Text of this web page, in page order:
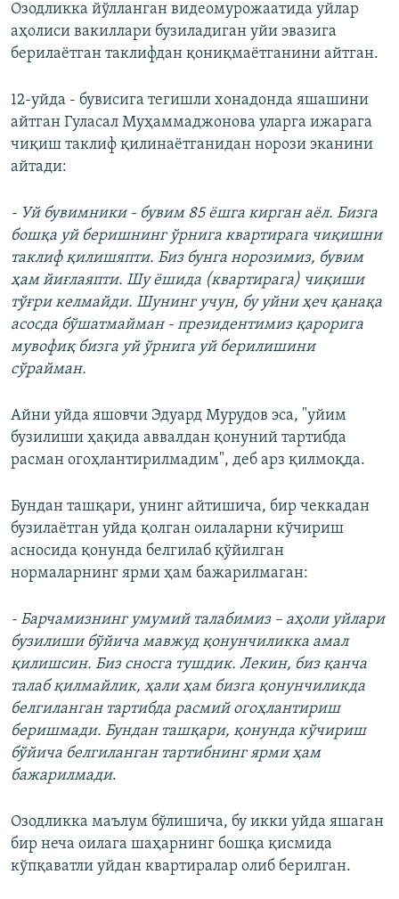
Озодликка йўлланган видеомурожаатида уйлар
аҳолиси вакиллари бузиладиган уйи эвазига
берилаётган таклифдан қониқмаётганини айтган.
12-уйда - бувисига тегишли хонадонда яшашини
айтган Гуласал Муҳаммаджонова уларга ижарага
чиқиш таклиф қилинаётганидан норози эканини
айтади:
- Уй бувимники - бувим 85 ёшга кирган аёл. Бизга
бошқа уй беришнинг ўрнига квартирага чиқишни
таклиф қилишяпти. Биз бунга норозимиз, бувим
ҳам йиғлаяпти. Шу ёшида (квартирага) чиқиши
тўғри келмайди. Шунинг учун, бу уйни ҳеч қанақа
асосда бўшатмайман - президентимиз қарорига
мувофиқ бизга уй ўрнига уй берилишини
сўрайман.
Айни уйда яшовчи Эдуард Мурудов эса, "уйим
бузилиши ҳақида аввалдан қонуний тартибда
расман огоҳлантирилмадим", деб арз қилмоқда.
Бундан ташқари, унинг айтишича, бир чеккадан
бузилаётган уйда қолган оилаларни кўчириш
асносида қонунда белгилаб қўйилган
нормаларнинг ярми ҳам бажарилмаган:
- Барчамизнинг умумий талабимиз – аҳоли уйлари
бузилиши бўйича мавжуд қонунчиликка амал
қилишсин. Биз сносга тушдик. Лекин, биз қанча
талаб қилмайлик, ҳали ҳам бизга қонунчиликда
белгиланган тартибда расмий огоҳлантириш
беришмади. Бундан ташқари, қонунда кўчириш
бўйича белгиланган тартибнинг ярми ҳам
бажарилмади.
Озодликка маълум бўлишича, бу икки уйда яшаган
бир неча оилага шаҳарнинг бошқа қисмида
кўпқаватли уйдан квартиралар олиб берилган.